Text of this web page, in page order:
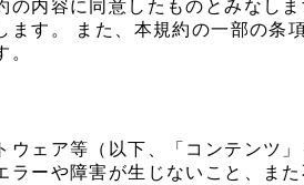
内容に同意したものとみなし
す。 また、本規約の一部の条
ェア等（以下、「コンテンツ
ーや障害が生じないこと、ま